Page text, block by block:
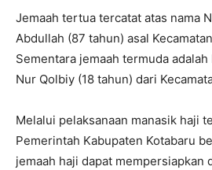
Jemaah tertua tercatat atas nama
Abdullah (87 tahun) asal
Sementara jemaah termuda adalah
Nur Qolbiy (18 tahun) dari
Melalui pelaksanaan manasik haji
Pemerintah Kabupaten Kotabaru
jemaah haji dapat mempersiapkan